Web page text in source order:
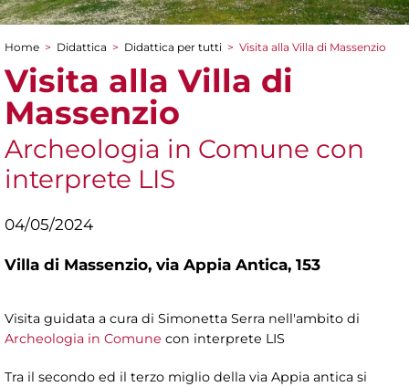
Tu sei qui
Home > Didattica > Didattica per tutti > Visita alla Villa di Massenzio
Visita alla Villa di
Massenzio
Archeologia in Comune con
interprete LIS
04/05/2024
Villa di Massenzio, via Appia Antica, 153
Visita guidata a cura di Simonetta Serra nell'ambito di
Archeologia in Comune con interprete LIS
Tra il secondo ed il terzo miglio della via Appia antica si